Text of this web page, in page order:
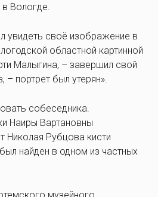
Вологде.
увидеть своё изображение в
областной картинной
Малыгина, – завершил свой
портрет был утерян».
собеседника.
Наиры Вартановны
Николая Рубцова кисти
найден в одном из частных